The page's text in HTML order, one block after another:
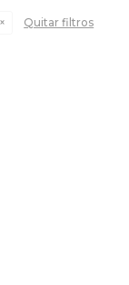
Quitar filtros